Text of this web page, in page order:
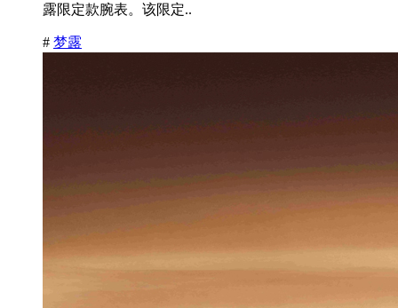
露限定款腕表。该限定..
# 梦露